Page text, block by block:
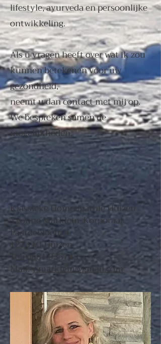
lifestyle, ayurveda en persoonlijke
ontwikkeling.
Als u vragen heeft over wat ik zou
kunnen betekenen voor uw
gezondheid,
neemt u dan contactmet mij op.
We bespreken samen de
mogelijkheden.
Klassieke Homeopathie Huizen
Yvonne Marklein-Korporaal
Paardebloem 4
1273 VJ Huizen
Tel: 0681 935743
​Mail:y.marklein@gmail.com